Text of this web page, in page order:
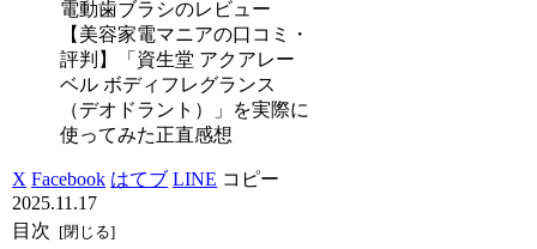
電動歯ブラシのレビュー
【美容家電マニアの口コミ・
評判】「資生堂 アクアレー
ベル ボディフレグランス
（デオドラント）」を実際に
使ってみた正直感想
X Facebook はてブ LINE コピー
2025.11.17
目次